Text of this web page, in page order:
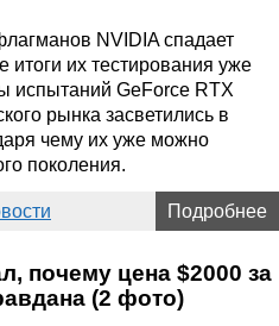
NVIDIA спадает
итоги их тестирования уже
испытаний GeForce RTX
рынка засветились в
чему их уже можно
поколения.
Подробнее
почему цена $2000 за
(2 фото)